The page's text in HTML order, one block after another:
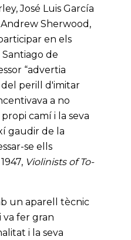
José Luis García
Andrew Sherwood,
en els
de
“advertia
del perill d'imitar
a no
camí i la seva
gaudir de la
se ells
Violinists of To-
un aparell tècnic
fer gran
i la seva